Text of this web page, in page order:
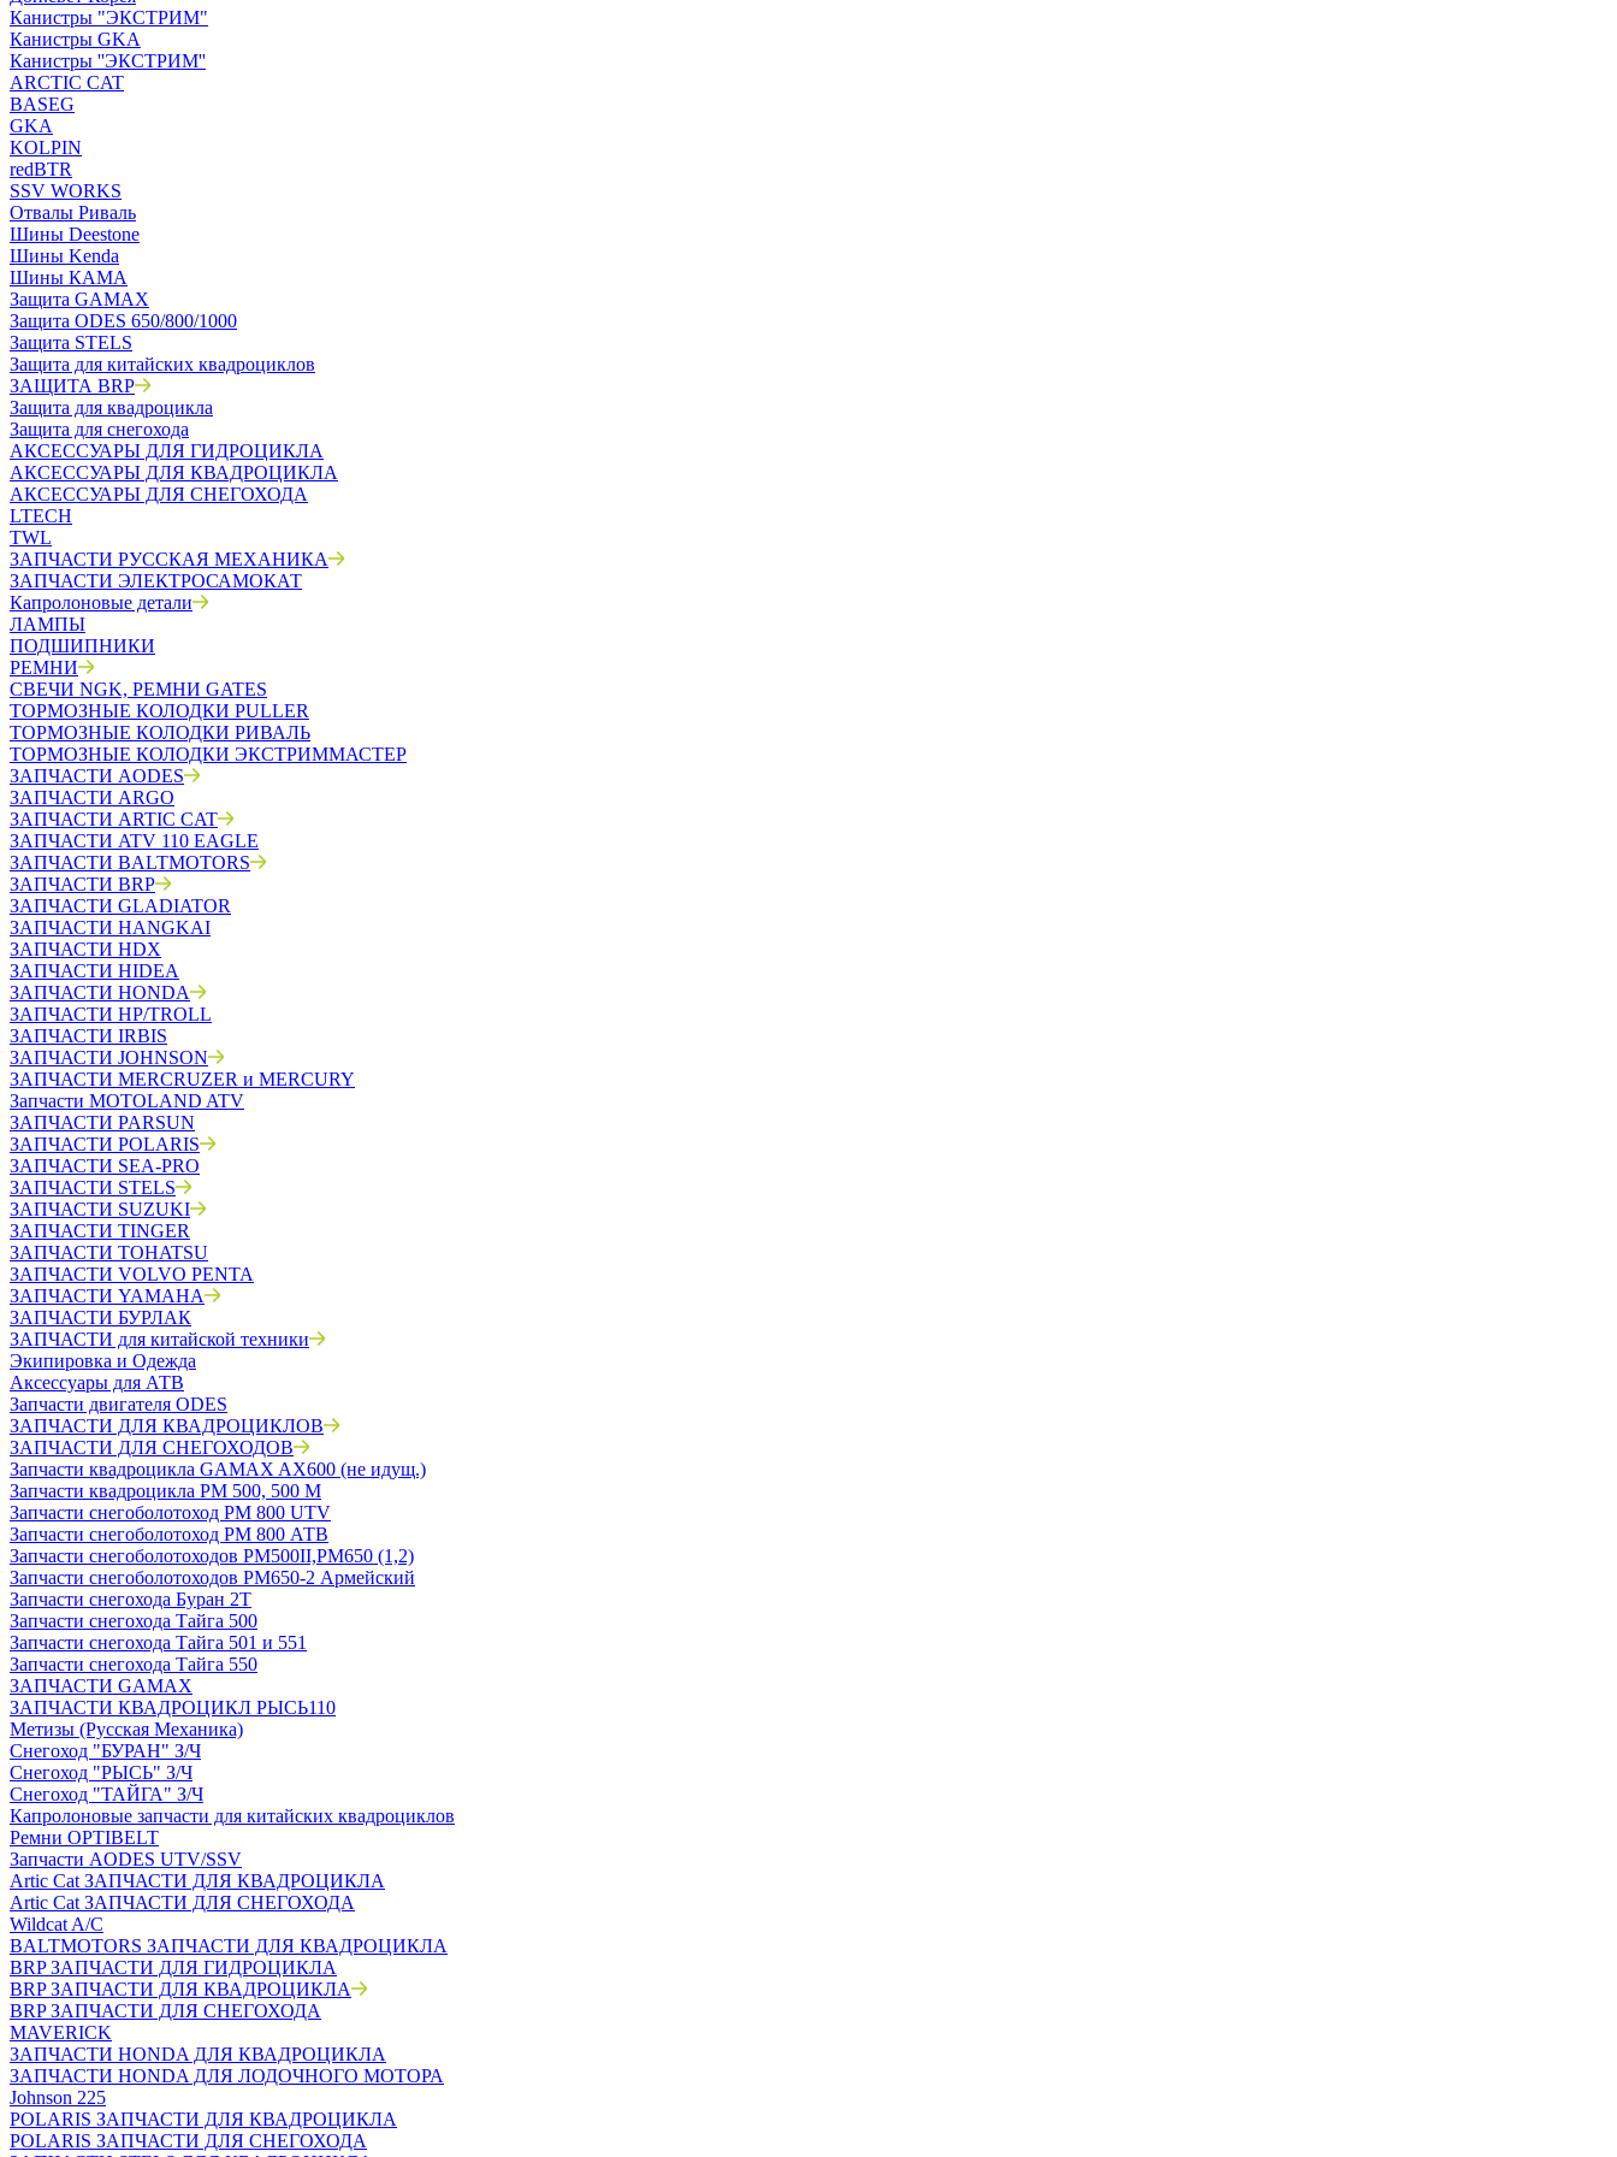
Канистры "ЭКСТРИМ"
Канистры GKA
Канистры ''ЭКСТРИМ''
ARCTIC CAT
BASEG
GKA
KOLPIN
redBTR
SSV WORKS
Отвалы Риваль
Шины Deestone
Шины Kenda
Шины КАМА
Защита GAMAX
Защита ODES 650/800/1000
Защита STELS
Защита для китайских квадроциклов
ЗАЩИТА BRP
Защита для квадроцикла
Защита для снегохода
АКСЕССУАРЫ ДЛЯ ГИДРОЦИКЛА
АКСЕССУАРЫ ДЛЯ КВАДРОЦИКЛА
АКСЕССУАРЫ ДЛЯ СНЕГОХОДА
LTECH
TWL
ЗАПЧАСТИ РУССКАЯ МЕХАНИКА
ЗАПЧАСТИ ЭЛЕКТРОСАМОКАТ
Капролоновые детали
ЛАМПЫ
ПОДШИПНИКИ
РЕМНИ
СВЕЧИ NGK, РЕМНИ GATES
ТОРМОЗНЫЕ КОЛОДКИ PULLER
ТОРМОЗНЫЕ КОЛОДКИ РИВАЛЬ
ТОРМОЗНЫЕ КОЛОДКИ ЭКСТРИММАСТЕР
ЗАПЧАСТИ AODES
ЗАПЧАСТИ ARGO
ЗАПЧАСТИ ARTIC CAT
ЗАПЧАСТИ ATV 110 EAGLE
ЗАПЧАСТИ BALTMOTORS
ЗАПЧАСТИ BRP
ЗАПЧАСТИ GLADIATOR
ЗАПЧАСТИ HANGKAI
ЗАПЧАСТИ HDX
ЗАПЧАСТИ HIDEA
ЗАПЧАСТИ HONDA
ЗАПЧАСТИ HP/TROLL
ЗАПЧАСТИ IRBIS
ЗАПЧАСТИ JOHNSON
ЗАПЧАСТИ MERCRUZER и MERCURY
Запчасти MOTOLAND ATV
ЗАПЧАСТИ PARSUN
ЗАПЧАСТИ POLARIS
ЗАПЧАСТИ SEA-PRO
ЗАПЧАСТИ STELS
ЗАПЧАСТИ SUZUKI
ЗАПЧАСТИ TINGER
ЗАПЧАСТИ TOHATSU
ЗАПЧАСТИ VOLVO PENTA
ЗАПЧАСТИ YAMAHA
ЗАПЧАСТИ БУРЛАК
ЗАПЧАСТИ для китайской техники
Экипировка и Одежда
Аксессуары для АТВ
Запчасти двигателя ODES
ЗАПЧАСТИ ДЛЯ КВАДРОЦИКЛОВ
ЗАПЧАСТИ ДЛЯ СНЕГОХОДОВ
Запчасти квадроцикла GAMAX AX600 (не идущ.)
Запчасти квадроцикла РМ 500, 500 М
Запчасти снегоболотоход РМ 800 UTV
Запчасти снегоболотоход РМ 800 АТВ
Запчасти снегоболотоходов РМ500II,РМ650 (1,2)
Запчасти снегоболотоходов РМ650-2 Армейский
Запчасти снегохода Буран 2Т
Запчасти снегохода Тайга 500
Запчасти снегохода Тайга 501 и 551
Запчасти снегохода Тайга 550
ЗАПЧАСТИ GAMAX
ЗАПЧАСТИ КВАДРОЦИКЛ РЫСЬ110
Метизы (Русская Механика)
Снегоход "БУРАН" З/Ч
Снегоход "РЫСЬ" З/Ч
Снегоход "ТАЙГА" З/Ч
Капролоновые запчасти для китайских квадроциклов
Ремни OPTIBELT
Запчасти AODES UTV/SSV
Artic Cat ЗАПЧАСТИ ДЛЯ КВАДРОЦИКЛА
Artic Cat ЗАПЧАСТИ ДЛЯ СНЕГОХОДА
Wildcat A/C
BALTMOTORS ЗАПЧАСТИ ДЛЯ КВАДРОЦИКЛА
BRP ЗАПЧАСТИ ДЛЯ ГИДРОЦИКЛА
BRP ЗАПЧАСТИ ДЛЯ КВАДРОЦИКЛА
BRP ЗАПЧАСТИ ДЛЯ СНЕГОХОДА
MAVERICK
ЗАПЧАСТИ HONDA ДЛЯ КВАДРОЦИКЛА
ЗАПЧАСТИ HONDA ДЛЯ ЛОДОЧНОГО МОТОРА
Johnson 225
POLARIS ЗАПЧАСТИ ДЛЯ КВАДРОЦИКЛА
POLARIS ЗАПЧАСТИ ДЛЯ СНЕГОХОДА